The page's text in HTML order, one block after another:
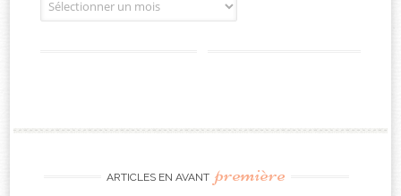
ARTICLES EN AVANT première